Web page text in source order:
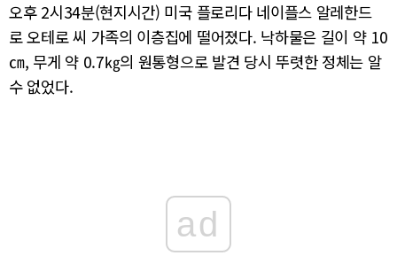
오후 2시34분(현지시간) 미국 플로리다 네이플스 알레한드
로 오테로 씨 가족의 이층집에 떨어졌다. 낙하물은 길이 약 10
㎝, 무게 약 0.7㎏의 원통형으로 발견 당시 뚜렷한 정체는 알
수 없었다.
ad